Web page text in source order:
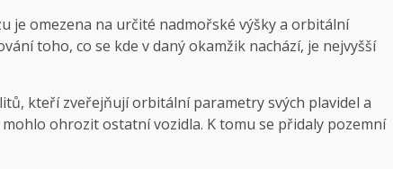
je omezena na určité nadmořské výšky a orbitální
toho, co se kde v daný okamžik nachází, je nejvyšší
kteří zveřejňují orbitální parametry svých plavidel a
ohrozit ostatní vozidla. K tomu se přidaly pozemní